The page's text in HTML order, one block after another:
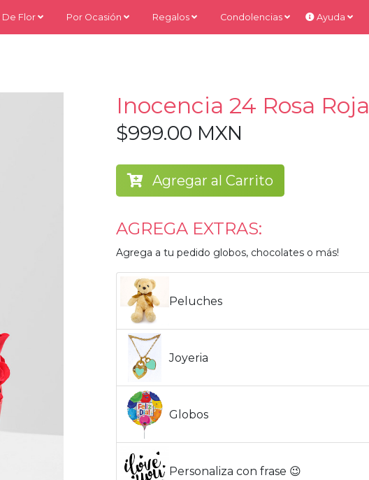
De Flor Por Ocasión Regalos Condolencias Ayuda
Inocencia 24 Rosa Roja
$999.00 MXN
Agregar al Carrito
AGREGA EXTRAS:
Agrega a tu pedido globos, chocolates o más!
Peluches
Joyeria
Globos
Personaliza con frase 😉